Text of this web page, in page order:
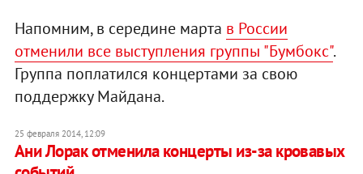
Напомним, в середине марта в России
отменили все выступления группы "Бумбокс".
Группа поплатился концертами за свою
поддержку Майдана.
25 февраля 2014, 12:09
Ани Лорак отменила концерты из-за кровавых